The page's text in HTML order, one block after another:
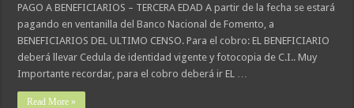
PAGO A BENEFICIARIOS – TERCERA EDAD A partir de la fecha se estará
pagando en ventanilla del Banco Nacional de Fomento, a
BENEFICIARIOS DEL ULTIMO CENSO. Para el cobro: EL BENEFICIARIO
deberá llevar Cedula de identidad vigente y fotocopia de C.I.. Muy
Importante recordar, para el cobro deberá ir EL …
Read More »